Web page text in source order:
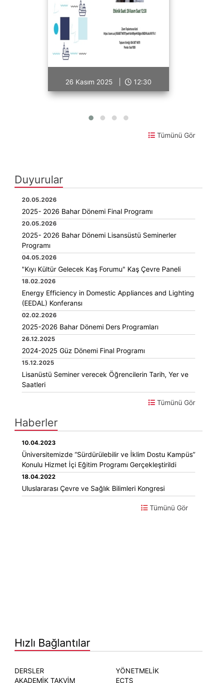
26 Kasım 2025 | 12:30
Tümünü Gör
Duyurular
20.05.2026
2025- 2026 Bahar Dönemi Final Programı
20.05.2026
2025- 2026 Bahar Dönemi Lisansüstü Seminerler
Programı
04.05.2026
"Kıyı Kültür Gelecek Kaş Forumu" Kaş Çevre Paneli
18.02.2026
Energy Efficiency in Domestic Appliances and Lighting
(EEDAL) Konferansı
02.02.2026
2025-2026 Bahar Dönemi Ders Programları
26.12.2025
2024-2025 Güz Dönemi Final Programı
15.12.2025
Lisanüstü Seminer verecek Öğrencilerin Tarih, Yer ve
Saatleri
Tümünü Gör
Haberler
10.04.2023
Üniversitemizde “Sürdürülebilir ve İklim Dostu Kampüs”
Konulu Hizmet İçi Eğitim Programı Gerçekleştirildi
18.04.2022
Uluslararası Çevre ve Sağlık Bilimleri Kongresi
Tümünü Gör
Hızlı Bağlantılar
DERSLER
YÖNETMELİK
AKADEMİK TAKVİM
ECTS